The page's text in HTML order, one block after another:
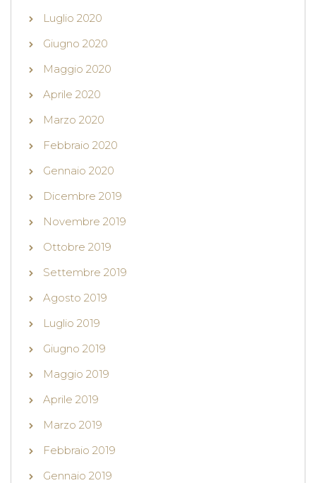
Luglio 2020
Giugno 2020
Maggio 2020
Aprile 2020
Marzo 2020
Febbraio 2020
Gennaio 2020
Dicembre 2019
Novembre 2019
Ottobre 2019
Settembre 2019
Agosto 2019
Luglio 2019
Giugno 2019
Maggio 2019
Aprile 2019
Marzo 2019
Febbraio 2019
Gennaio 2019